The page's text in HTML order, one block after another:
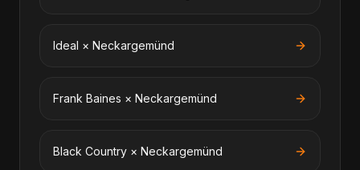
Ideal × Neckargemünd
Frank Baines × Neckargemünd
Black Country × Neckargemünd